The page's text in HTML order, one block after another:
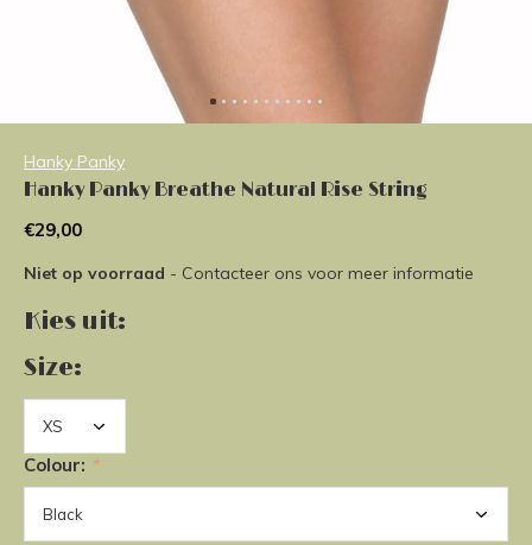
Hanky Panky
Hanky Panky Breathe Natural Rise String
€29,00
Niet op voorraad - Contacteer ons voor meer informatie
Kies uit:
Size:
Colour: *